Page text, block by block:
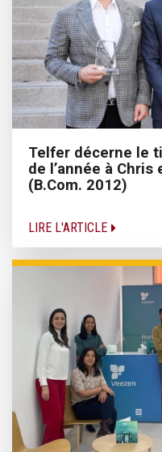
Telfer décerne le
de l’année à Chris
(B.Com. 2012)
LIRE L'ARTICLE